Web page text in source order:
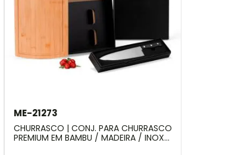
ME-21273
CHURRASCO | CONJ. PARA CHURRASCO
PREMIUM EM BAMBU / MADEIRA / INOX -